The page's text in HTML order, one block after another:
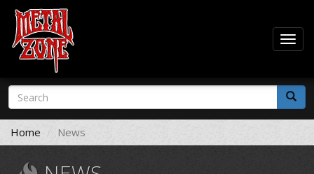
Skip
main
content
Search
form
Search
Home News